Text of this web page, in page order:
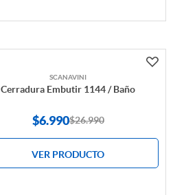
SCANAVINI
Cerradura Embutir 1144 / Baño
$6.990$26.990
VER PRODUCTO